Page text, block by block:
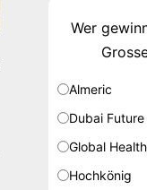
Wer
Almeric
Dubai Future
Global Health
Hochkönig